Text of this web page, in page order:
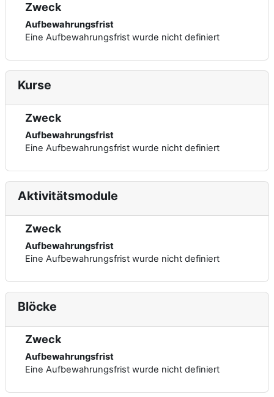
Zweck
Aufbewahrungsfrist
Eine Aufbewahrungsfrist wurde nicht definiert
Kurse
Zweck
Aufbewahrungsfrist
Eine Aufbewahrungsfrist wurde nicht definiert
Aktivitätsmodule
Zweck
Aufbewahrungsfrist
Eine Aufbewahrungsfrist wurde nicht definiert
Blöcke
Zweck
Aufbewahrungsfrist
Eine Aufbewahrungsfrist wurde nicht definiert